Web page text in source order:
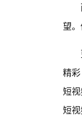
望
精
短
短